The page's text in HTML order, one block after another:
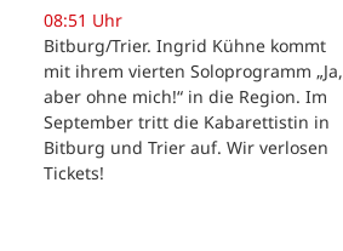
08:51 Uhr
Bitburg/Trier. Ingrid Kühne kommt
mit ihrem vierten Soloprogramm „Ja,
aber ohne mich!“ in die Region. Im
September tritt die Kabarettistin in
Bitburg und Trier auf. Wir verlosen
Tickets!